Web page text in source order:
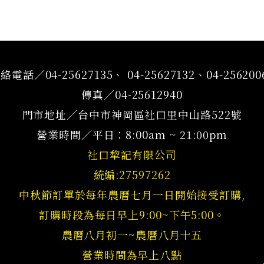
電話／04-25627135、 04-25627132、04-
傳真／04-25612940
門市地址／台中市神岡區社口里中山路522號
營業時間／平日：8:00am ~ 21:00pm
社口犂記有限公司
統編:27597262
中秋節訂單於每年農曆七月一日開始接受訂購,
訂購時段為每日早上9:00~下午5:00。
農曆八月初一~農曆八月十五
營業時間為早上八點